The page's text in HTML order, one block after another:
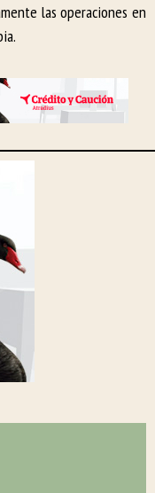
las operaciones en